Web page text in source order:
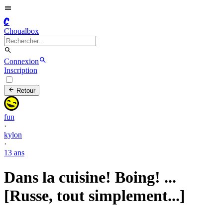
C
Choualbox
Connexion
Inscription
Retour
fun
·
kylon
·
13 ans
Dans la cuisine! Boing! ...
[Russe, tout simplement...]